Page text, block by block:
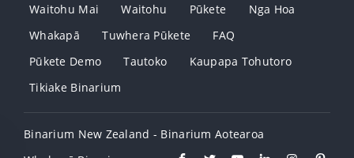
Waitohu Mai
Waitohu Pūkete
Nga Hoa
Whakapā
Tuwhera Pūkete
FAQ
Pūkete Demo
Tautoko
Kaupapa Tohutoro
Tikiake Binarium
Binarium New Zealand - Binarium Aotearoa